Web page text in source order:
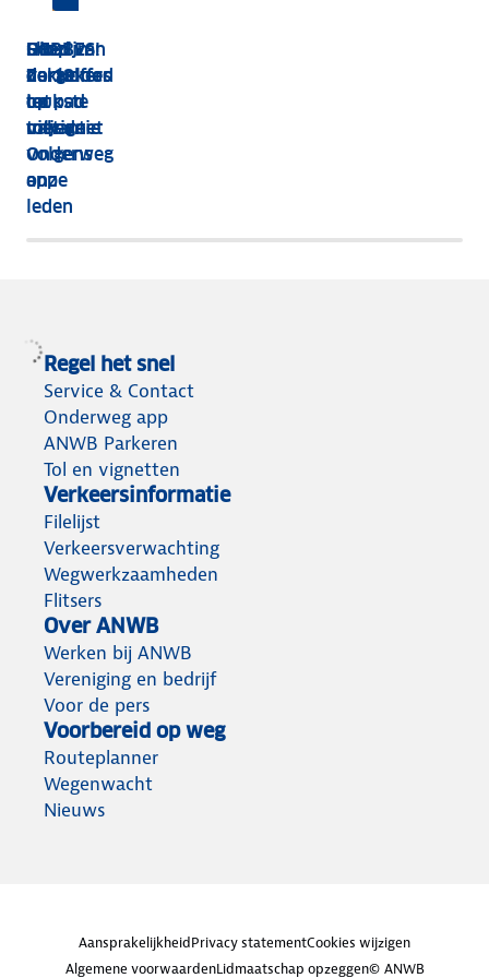
HEBBES!
Zorgeloos
op pad
met de
Onderweg
app
Shop van
dakkoffer
tot
tolvignet
Dit zijn
de 13
leukste
uitjes
volgens
onze
leden
Goed
verzekerd
op
vakantie
Regel het snel
Service & Contact
Onderweg app
ANWB Parkeren
Tol en vignetten
Verkeersinformatie
Filelijst
Verkeersverwachting
Wegwerkzaamheden
Flitsers
Over ANWB
Werken bij ANWB
Vereniging en bedrijf
Voor de pers
Voorbereid op weg
Routeplanner
Wegenwacht
Nieuws
AansprakelijkheidPrivacy statementCookies wijzigen
Algemene voorwaardenLidmaatschap opzeggen© ANWB